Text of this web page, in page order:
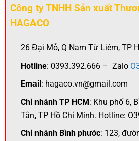
Công ty TNHH Sản xuất
HAGACO
26 Đại Mỗ, Q Nam Từ Liêm, TP
Hotline: 0393.392.666 – Zalo
Email : hagaco.vn@gmail.com
Chi nhánh TP HCM: Khu phố 6,
Tân, TP Hồ Chí Minh. Hotline:
Chi nhánh Bình phước: 123,